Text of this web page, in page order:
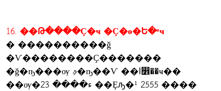
16. ��Թ����Ҫ�ҹ �Ҫ�ѳ�Ե�ʶҹ
� ����������ǧ
�Ѵ��������Ҫ�������
�ǧ�ҧ���ѹ ࢵ�ҧ��Ѵ ��ا෾��ҹ��
��ѹ�ء���� 23 ��Ȩԡ�¹ 2555 ����